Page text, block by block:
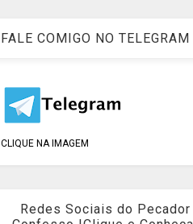
FALE COMIGO NO TELEGRAM
CLIQUE NA IMAGEM
Redes Sociais do Pecador